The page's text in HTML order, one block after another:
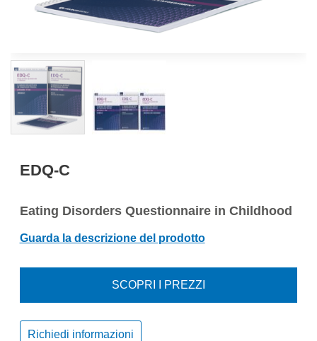
EDQ-C
Eating Disorders Questionnaire in Childhood
Guarda la descrizione del prodotto
SCOPRI I PREZZI
Richiedi informazioni